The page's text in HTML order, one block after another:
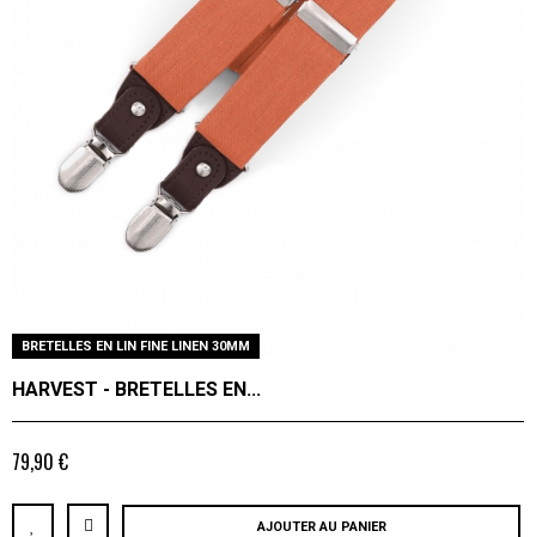
BRETELLES EN LIN FINE LINEN 30MM
HARVEST - BRETELLES EN...
79,90 €
AJOUTER AU PANIER